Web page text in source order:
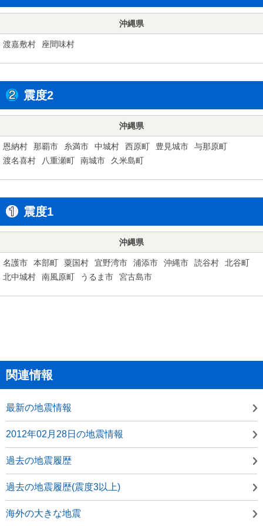
沖縄県
渡嘉敷村 座間味村
震度2
沖縄県
恩納村 那覇市 糸満市 中城村 西原町 豊見城市
与那原町
渡名喜村
八重瀬町 南城市 久米島町
震度1
沖縄県
名護市 本部町 粟国村 宜野湾市 浦添市 沖縄市 読谷村
北谷町
北中城村
南風原町 うるま市 宮古島市
関連情報
最新の地震情報
2012年02月28日の地震情報
過去の地震履歴
過去の地震履歴(震度3以上)
海外の大きな地震